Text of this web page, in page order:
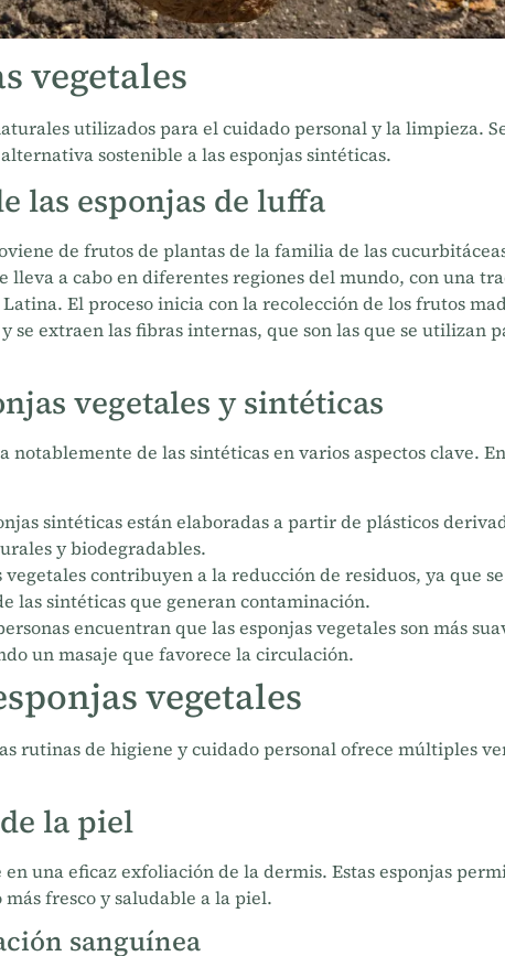
vegetales
utilizados para el cuidado personal y la limpieza.
sostenible a las esponjas sintéticas.
las esponjas de luffa
de frutos de plantas de la familia de las
lleva a cabo en diferentes regiones del mundo, con una
El proceso inicia con la recolección de los frutos
se extraen las fibras internas, que son las que se utilizan
vegetales y sintéticas
de las sintéticas en varios aspectos clave.
sintéticas están elaboradas a partir de plásticos
y biodegradables.
vegetales contribuyen a la reducción de residuos, ya que
las sintéticas que generan contaminación.
encuentran que las esponjas vegetales son más
un masaje que favorece la circulación.
vegetales
rutinas de higiene y cuidado personal ofrece múltiples
la piel
en una eficaz exfoliación de la dermis. Estas esponjas
fresco y saludable a la piel.
sanguínea